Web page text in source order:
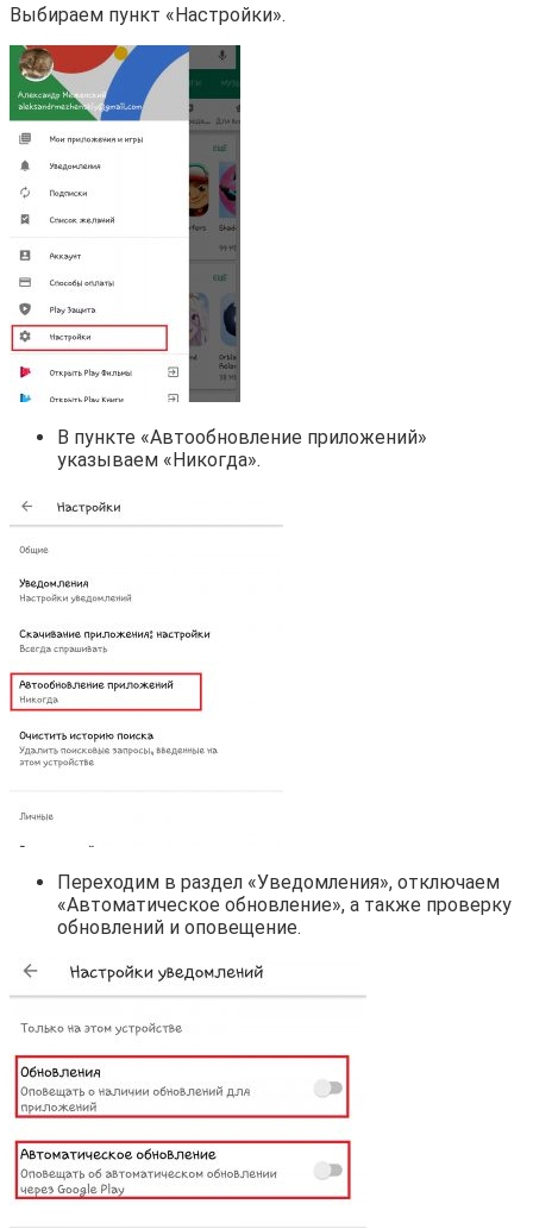
Выбираем пункт «Настройки».
В пункте «Автообновление приложений»
указываем «Никогда».
Переходим в раздел «Уведомления», отключаем
«Автоматическое обновление», а также проверку
обновлений и оповещение.